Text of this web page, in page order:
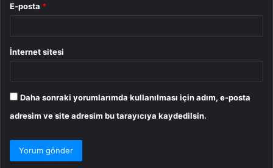
E-posta *
İnternet sitesi
Daha sonraki yorumlarımda kullanılması için adım, e-posta
adresim ve site adresim bu tarayıcıya kaydedilsin.